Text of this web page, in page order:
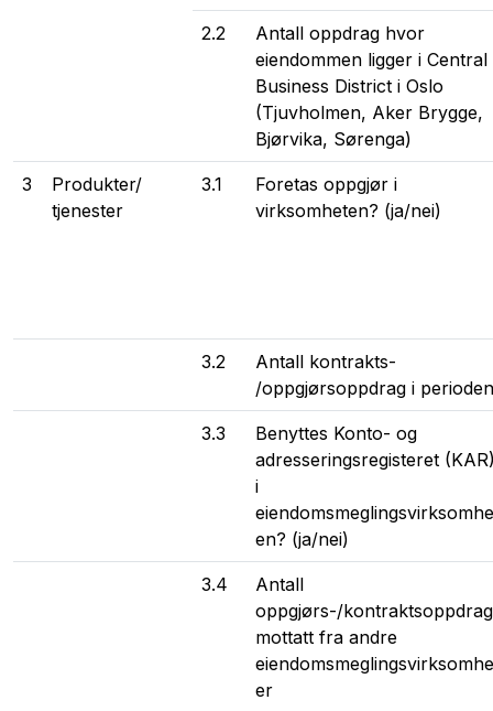
2.2
Antall oppdrag hvor
eiendommen ligger i Central
Business District i Oslo
(Tjuvholmen, Aker Brygge,
Bjørvika, Sørenga)
3
Produkter/
tjenester
3.1
Foretas oppgjør i
virksomheten? (ja/nei)
3.2
Antall kontrakts-
/oppgjørsoppdrag i perioden
3.3
Benyttes Konto- og
adresseringsregisteret
i
en? (ja/nei)
3.4
Antall
oppgjørs-/kontraktsoppdrag
mottatt fra andre
er